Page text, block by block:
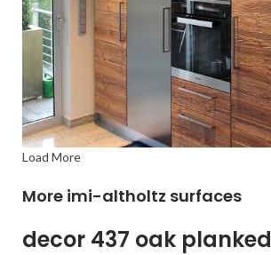
Load More
More imi-altholtz surfaces
decor 437 oak planked